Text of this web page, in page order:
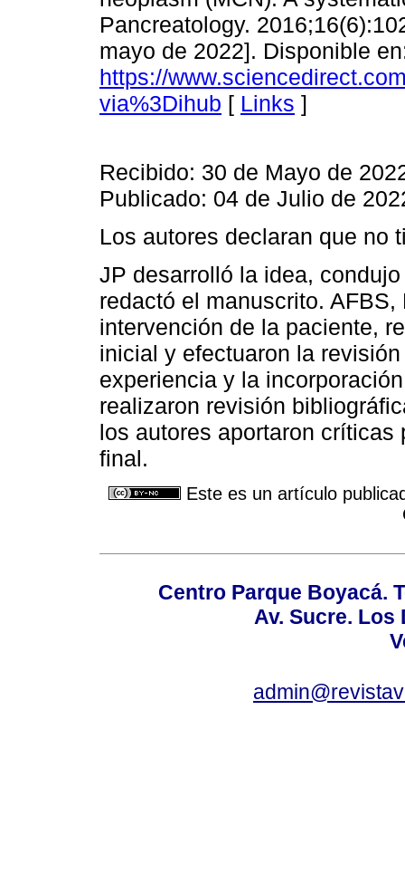
Pancreatology.
mayo de 2022]. Disponible
https://
via%3Dihub [ Links ]
Recibido: 30 de Mayo de
Publicado: 04 de Julio de
Los autores declaran que no
JP desarrolló la idea,
redactó el manuscrito.
intervención de la paciente,
inicial y efectuaron la
experiencia y la
realizaron revisión
los autores aportaron
final.
Este es un artículo
Centro Parque Boyacá.
Av. Sucre. Los